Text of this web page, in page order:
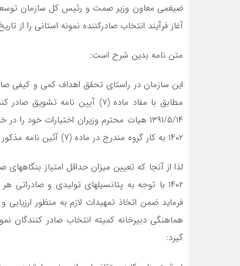
ضیغمی معاون وزیر صمت و رئیس کل سازمان
آغاز فرآیند انتخاب صادرکننده نمونه استانی را از تاریخ چهارشنبه ۱۵ آذرماه
متن نامه بدین شرح است:
این سازمان در راستای تحقق اهداف کمی و کیفی
۱۳۹۱/۵/۱۴ هیات محترم وزیران اختیارات
۱۴۰۲ به کار گروه مندرج در ماده (۷) آئین نامه مذکور مستقر در آن اداره کل تفویض می نماید.
لذا از آنجا که تعیین میزان حداقل امتیاز
۱۴۰۲ با توجه به پتانسیلهای تولیدی و
فرماید ضمن اتخاذ تمهیدات لازم به منظور ارزیابی
هماهنگی دبیرخانه کمیته انتخاب صادر کنندگان
گیرد: